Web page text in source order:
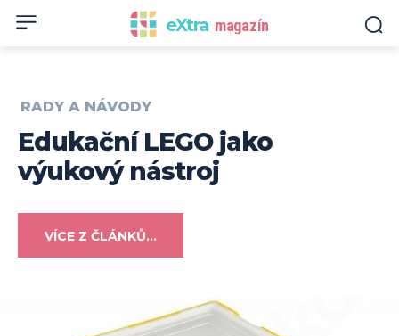
eXtra magazín
RADY A NÁVODY
Edukační LEGO jako
výukový nástroj
VÍCE Z ČLÁNKŮ...